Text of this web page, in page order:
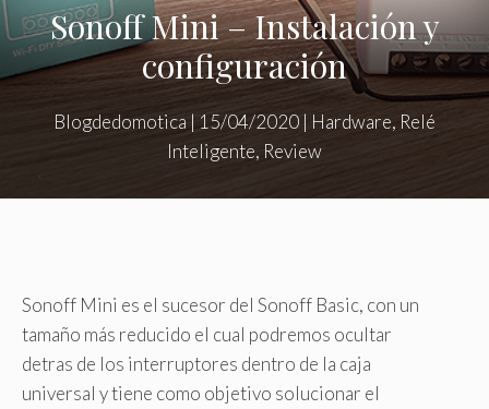
Sonoff Mini – Instalación y
configuración
Blogdedomotica | 15/04/2020 | Hardware, Relé
Inteligente, Review
Sonoff Mini es el sucesor del Sonoff Basic, con un
tamaño más reducido el cual podremos ocultar
detras de los interruptores dentro de la caja
universal y tiene como objetivo solucionar el